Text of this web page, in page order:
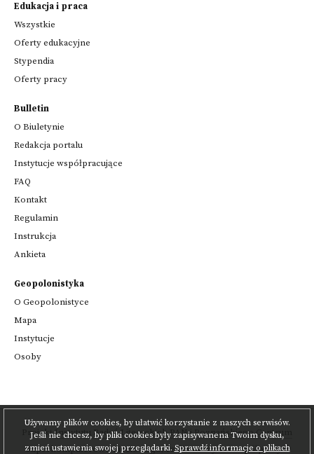
Używamy plików cookies, by ułatwić korzystanie z naszych serwisów.
Jeśli nie chcesz, by pliki cookies były zapisywanena Twoim dysku,
zmień ustawienia swojej przeglądarki. Sprawdź informacje o plikach
Edukacja i praca
Wszystkie
Oferty edukacyjne
Stypendia
Oferty pracy
Bulletin
O Biuletynie
Redakcja portalu
Instytucje współpracujące
FAQ
Kontakt
Regulamin
Instrukcja
Ankieta
Geopolonistyka
O Geopolonistyce
Mapa
Instytucje
Osoby
ProjektInstytutu Badań Literackich PANiPoznańskiego Centrum
Superkomputerowo-Sieciowego,realizowany we współpracy z